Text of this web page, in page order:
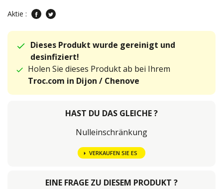
Aktie :
Dieses Produkt wurde gereinigt und
desinfiziert!
Holen Sie dieses Produkt ab bei Ihrem
Troc.com in Dijon / Chenove
HAST DU DAS GLEICHE ?
Nulleinschränkung
VERKAUFEN SIE ES
EINE FRAGE ZU DIESEM PRODUKT ?